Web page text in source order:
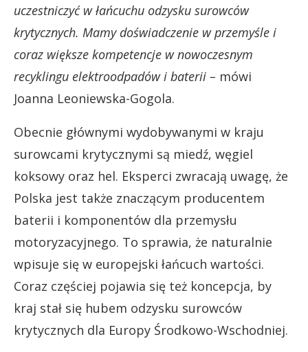
uczestniczyć w łańcuchu odzysku surowców
krytycznych. Mamy doświadczenie w przemyśle i
coraz większe kompetencje w nowoczesnym
recyklingu elektroodpadów i baterii – mówi
Joanna Leoniewska-Gogola.
Obecnie głównymi wydobywanymi w kraju
surowcami krytycznymi są miedź, węgiel
koksowy oraz hel. Eksperci zwracają uwagę, że
Polska jest także znaczącym producentem
baterii i komponentów dla przemysłu
motoryzacyjnego. To sprawia, że naturalnie
wpisuje się w europejski łańcuch wartości.
Coraz częściej pojawia się też koncepcja, by
kraj stał się hubem odzysku surowców
krytycznych dla Europy Środkowo-Wschodniej.